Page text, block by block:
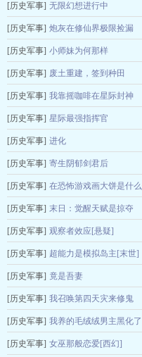
[历史军事] 无限幻想进行中
[历史军事] 炮灰在修仙界极限捡漏
[历史军事] 小师妹为何那样
[历史军事] 废土重建，签到种田
[历史军事] 我靠摇咖啡在星际封神
[历史军事] 星际最强指挥官
[历史军事] 进化
[历史军事] 寄生阴郁剑君后
[历史军事] 在恐怖游戏画大饼是什
[历史军事] 末日：觉醒天赋是掠夺
[历史军事] 观察者效应[悬疑]
[历史军事] 超能力是模拟岛主[末世]
[历史军事] 竟是吾妻
[历史军事] 我召唤第四天灾来修鬼
[历史军事] 我养的毛绒绒男主黑化了
[历史军事] 女巫那般恋爱[西幻]